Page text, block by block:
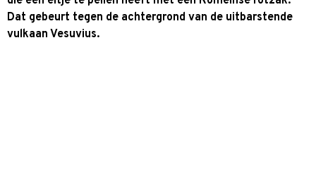
Dat gebeurt tegen de achtergrond van de uitbarstende
vulkaan Vesuvius.